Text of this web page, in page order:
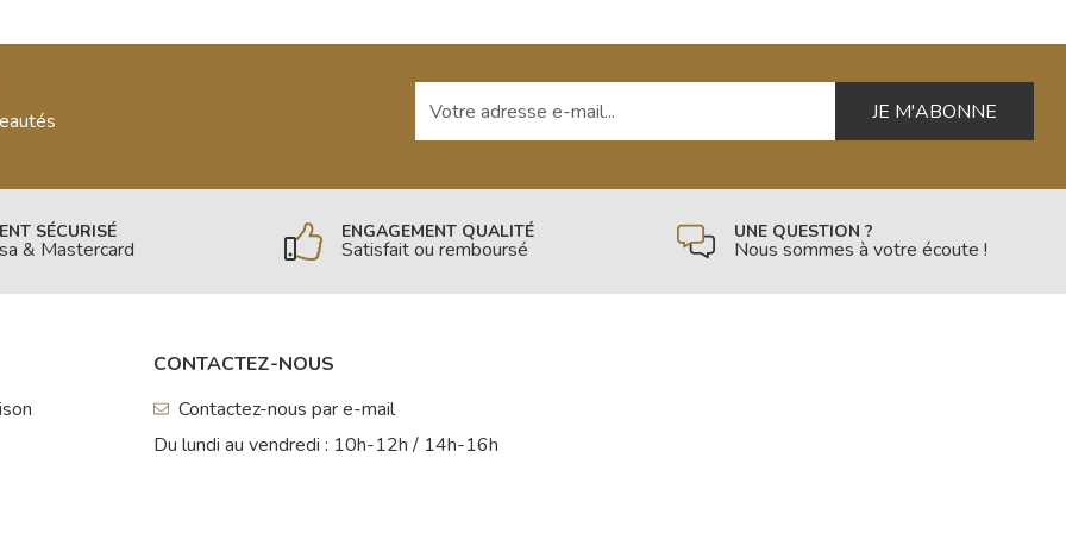
SÉCURISÉ
& Mastercard
ENGAGEMENT QUALITÉ
Satisfait ou remboursé
UNE QUESTION ?
Nous sommes à votre écoute !
CONTACTEZ-NOUS
Contactez-nous par e-mail
Du lundi au vendredi : 10h-12h / 14h-16h